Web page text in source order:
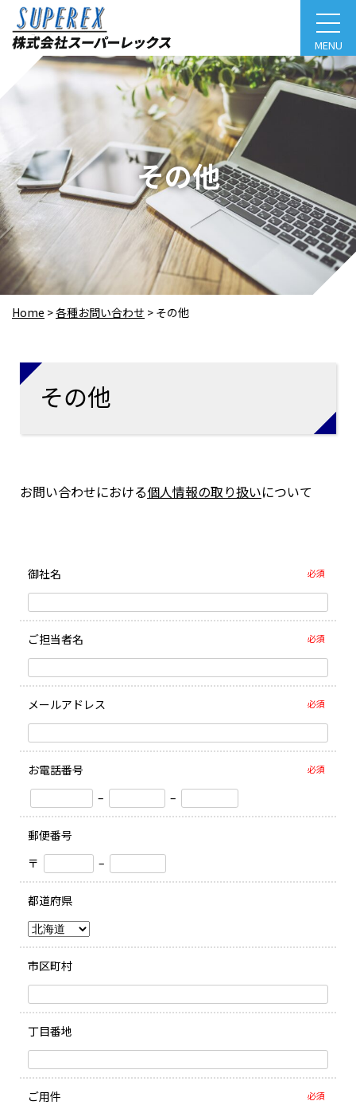
MENU
その他
Home >各種お問い合わせ > その他
その他
お問い合わせにおける個人情報の取り扱いについて
御社名 必須
ご担当者名 必須
メールアドレス 必須
お電話番号 必須
– –
郵便番号
〒
–
都道府県
市区町村
丁目番地
ご用件 必須